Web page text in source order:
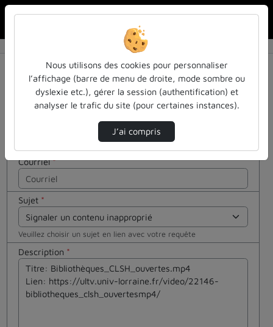
Contactez nous
Votre message
Courriel*
Sujet *
Veuillez choisir un sujet en lien avec votre requête
Description *
Cocher
cette case
si vous êtes
un humain
Nous utilisons des cookies pour personnaliser
l’affichage (barre de menu de droite, mode sombre ou
dyslexie etc.), gérer la session (authentification) et
analyser le trafic du site (pour certaines instances).
J’ai compris